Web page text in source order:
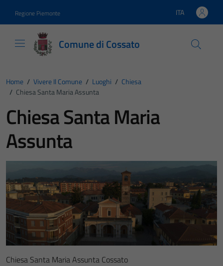
Regione Piemonte Lingua attiva:
ITA
Comune di Cossato
Home / Vivere Il Comune / Luoghi / Chiesa
/ Chiesa Santa Maria Assunta
Chiesa Santa Maria
Assunta
Chiesa Santa Maria Assunta Cossato